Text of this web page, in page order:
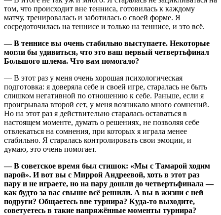
том, что происходит вне тенниса, готовилась к каждому
матчу, тренировалась и заботилась о своей форме. Я
сосредоточилась на теннисе и только на теннисе, и это всё.
— В теннисе вы очень стабильно выступаете. Некоторые
могли бы удивиться, что это ваш первый четвертьфинал
Большого шлема. Что вам помогало?
— В этот раз у меня очень хорошая психологическая
подготовка: я доверяла себе и своей игре, старалась не быть
слишком негативной по отношению к себе. Раньше, если я
проигрывала второй сет, у меня возникало много сомнений.
Но на этот раз я действительно старалась оставаться в
настоящем моменте, думать о решениях, не позволяя себе
отвлекаться на сомнения, при которых я играла менее
стабильно. Я старалась контролировать свои эмоции, и
думаю, это очень помогает.
— В советское время был стишок: «Мы с Тамарой ходим
парой». И вот вы с Миррой Андреевой, хоть в этот раз
пару и не играете, но на пару дошли до четвертьфинала —
как будто за вас свыше всё решили. А вы в жизни с ней
подруги? Общаетесь вне турнира? Куда-то выходите,
советуетесь в такие напряжённые моменты турнира?